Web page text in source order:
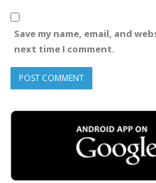
Save my name, email, and
next time I comment.